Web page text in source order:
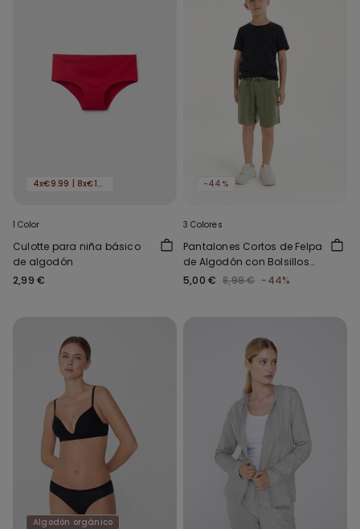
4x€9.99 | 8x€16.99
1 Color
Culotte para niña básico
de algodón
2,99 €
-44%
3 Colores
Pantalones Cortos de Felpa
de Algodón con Bolsillos
para Niño
5,00 € 8,99 € -44%
Algodón orgánico